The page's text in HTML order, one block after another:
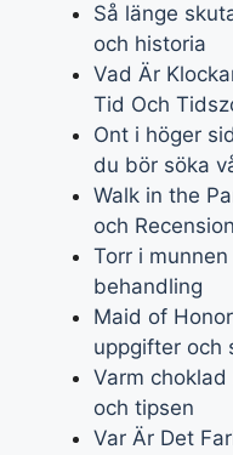
Så länge
och historia
Vad Är
Tid Och
Ont i höger
du bör söka
Walk in the
och
Torr i
behandling
Maid of
uppgifter och
Varm
och tipsen
Var Är Det